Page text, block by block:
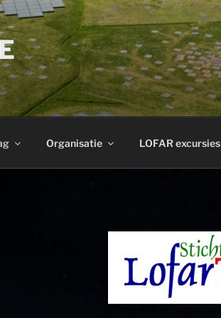
Organisatie LOFAR excursies